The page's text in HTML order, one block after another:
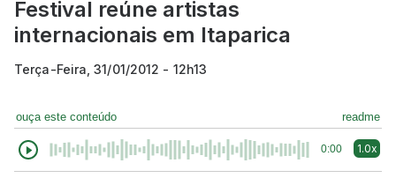
Festival reúne artistas
internacionais em Itaparica
Terça-Feira, 31/01/2012 - 12h13
ouça este conteúdo readme
0:00 1.0x